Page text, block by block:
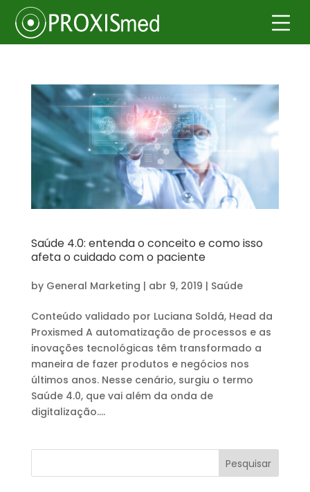
Saúde 4.0: entenda o conceito e como isso
afeta o cuidado com o paciente
by General Marketing | abr 9, 2019 | Saúde
Conteúdo validado por Luciana Soldá, Head da
Proxismed A automatização de processos e as
inovações tecnológicas têm transformado a
maneira de fazer produtos e negócios nos
últimos anos. Nesse cenário, surgiu o termo
Saúde 4.0, que vai além da onda de
digitalização....
Pesquisar